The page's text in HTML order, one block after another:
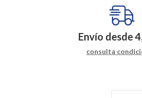
Envío desde
consulta